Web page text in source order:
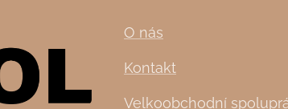
O nás
Kontakt
Velkoobchodní